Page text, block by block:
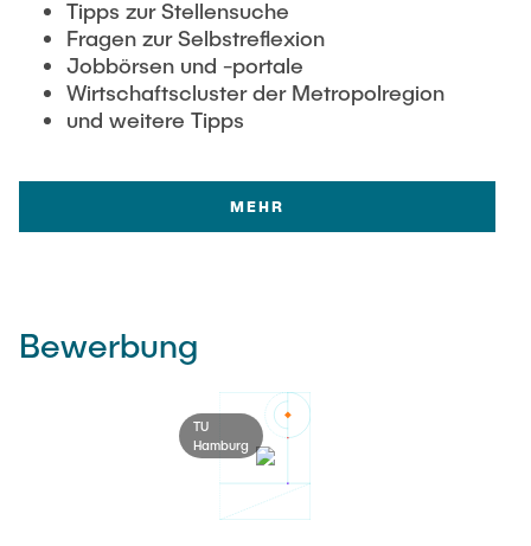
Tipps zur Stellensuche
Fragen zur Selbstreflexion
Jobbörsen und -portale
Wirtschaftscluster der Metropolregion
und weitere Tipps
MEHR
Bewerbung
TU
Hamburg